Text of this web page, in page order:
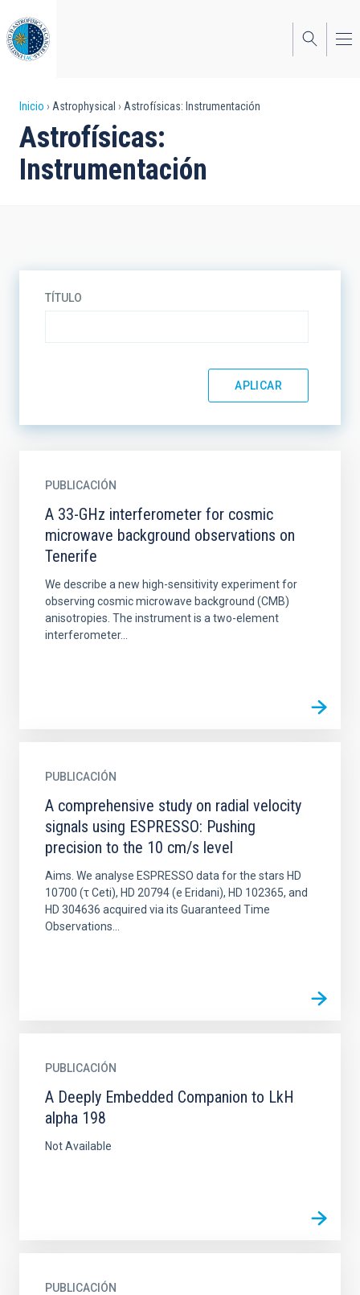
al
contenido
principal
Sobrescribir
enlaces
de
Inicio Astrophysical Astrofísicas: Instrumentación
Astrofísicas:
Instrumentación
TÍTULO
PUBLICACIÓN
A 33-GHz interferometer for cosmic
microwave background observations on
Tenerife
We describe a new high-sensitivity experiment for
observing cosmic microwave background (CMB)
anisotropies. The instrument is a two-element
interferometer...
PUBLICACIÓN
A comprehensive study on radial velocity
signals using ESPRESSO: Pushing
precision to the 10 cm/s level
Aims. We analyse ESPRESSO data for the stars HD
10700 (τ Ceti), HD 20794 (e Eridani), HD 102365, and
HD 304636 acquired via its Guaranteed Time
Observations...
PUBLICACIÓN
A Deeply Embedded Companion to LkH
alpha 198
Not Available
PUBLICACIÓN